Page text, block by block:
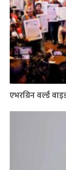
एभरग्रिन वर्ल्ड